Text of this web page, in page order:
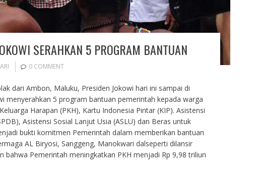
SERAHKAN 5 PROGRAM BANTUAN
0 COMMENT
dari Ambon, Maluku, Presiden Jokowi hari ini sampai di
menyerahkan 5 program bantuan pemerintah kepada warga
Harapan (PKH), Kartu Indonesia Pintar (KIP). Asistensi
Asistensi Sosial Lanjut Usia (ASLU) dan Beras untuk
bukti komitmen Pemerintah dalam memberikan bantuan
AL Biryosi, Sanggeng, Manokwari dalseperti dilansir
bahwa Pemerintah meningkatkan PKH menjadi Rp 9,98 triliun